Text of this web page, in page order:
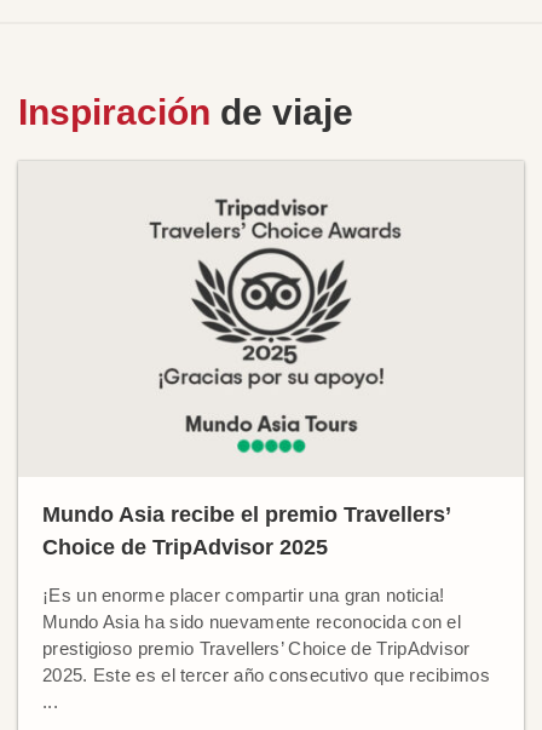
Inspiración de viaje
Mundo Asia recibe el premio Travellers’
Choice de TripAdvisor 2025
¡Es un enorme placer compartir una gran noticia!
Mundo Asia ha sido nuevamente reconocida con el
prestigioso premio Travellers’ Choice de TripAdvisor
2025. Este es el tercer año consecutivo que recibimos
...